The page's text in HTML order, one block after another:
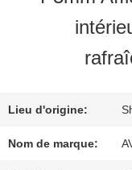
Lieu d'origine:
Nom de marque: